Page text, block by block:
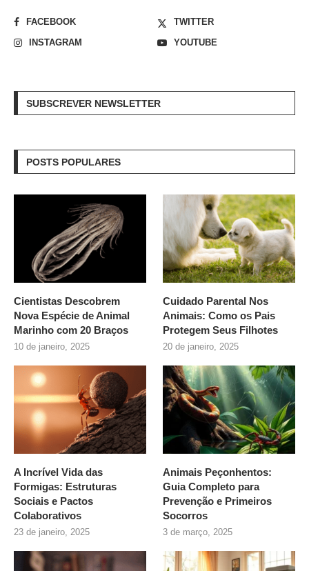
FACEBOOK
TWITTER
INSTAGRAM
YOUTUBE
SUBSCREVER NEWSLETTER
POSTS POPULARES
Cientistas Descobrem
Nova Espécie de Animal
Marinho com 20 Braços
10 de janeiro, 2025
Cuidado Parental Nos
Animais: Como os Pais
Protegem Seus Filhotes
20 de janeiro, 2025
A Incrível Vida das
Formigas: Estruturas
Sociais e Pactos
Colaborativos
23 de janeiro, 2025
Animais Peçonhentos:
Guia Completo para
Prevenção e Primeiros
Socorros
3 de março, 2025